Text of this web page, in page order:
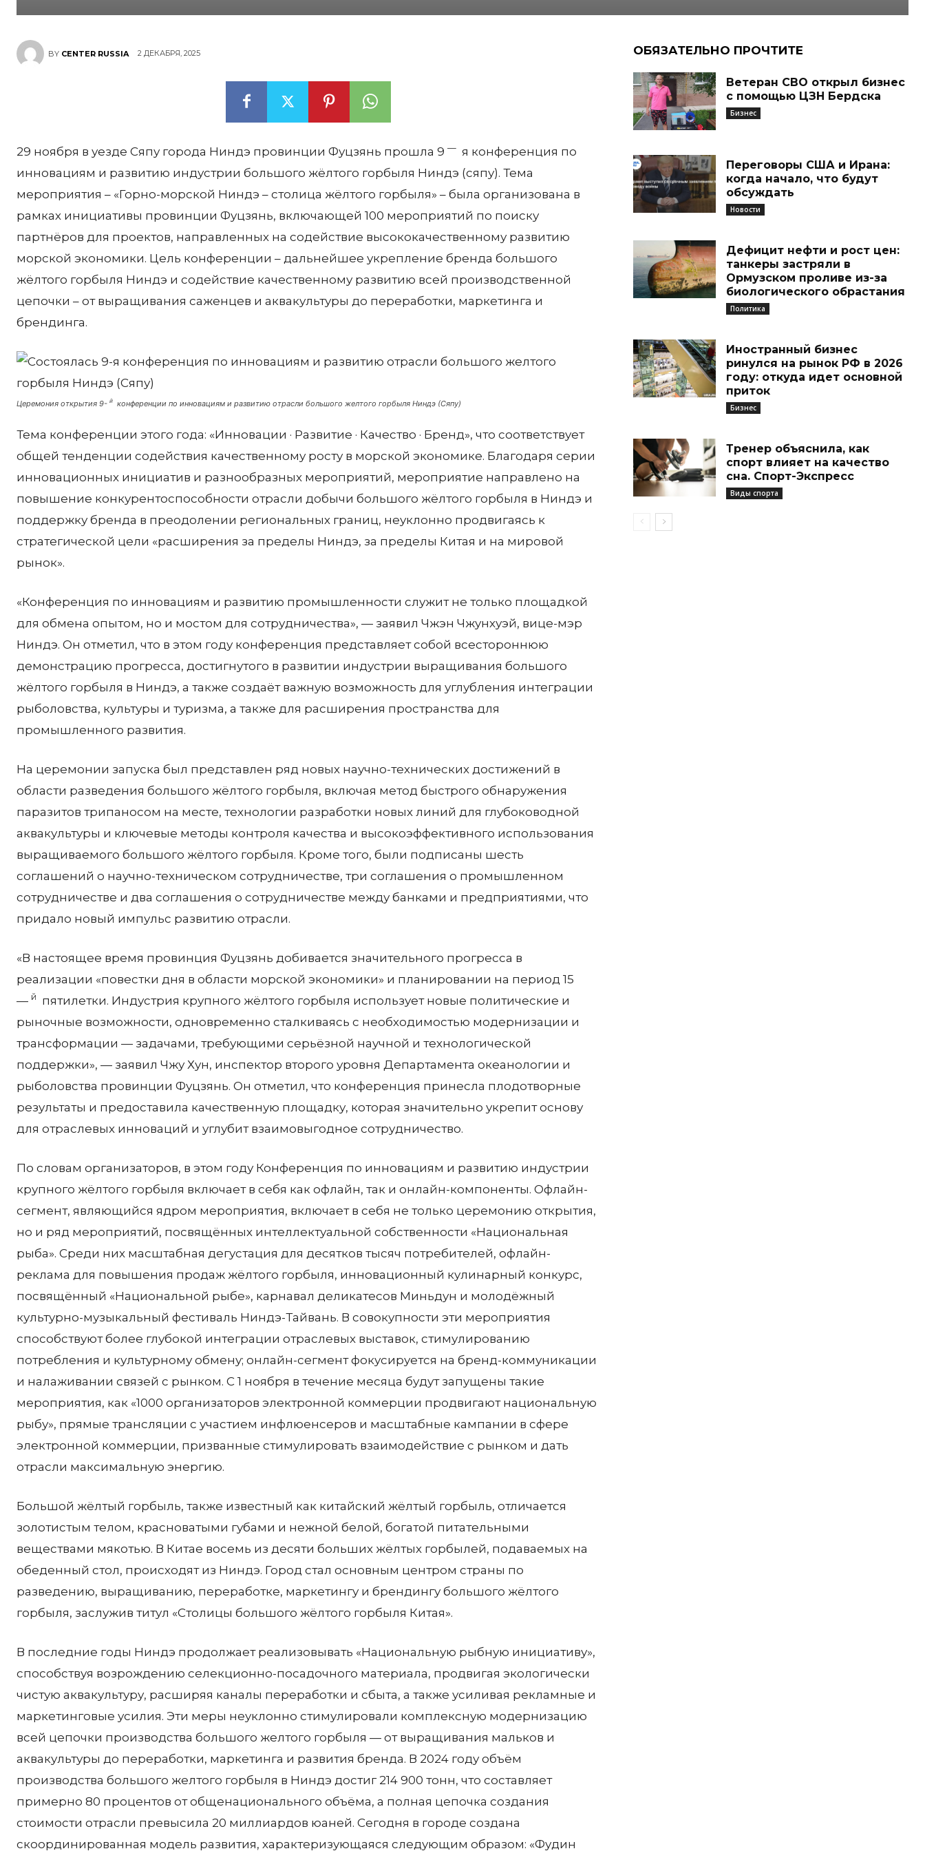
BY CENTER RUSSIA 2 ДЕКАБРЯ, 2025
29 ноября в уезде Сяпу города Ниндэ провинции Фуцзянь прошла 9 — я конференция по
инновациям и развитию индустрии большого жёлтого горбыля Ниндэ (сяпу). Тема
мероприятия – «Горно-морской Ниндэ – столица жёлтого горбыля» – была организована в
рамках инициативы провинции Фуцзянь, включающей 100 мероприятий по поиску
партнёров для проектов, направленных на содействие высококачественному развитию
морской экономики. Цель конференции – дальнейшее укрепление бренда большого
жёлтого горбыля Ниндэ и содействие качественному развитию всей производственной
цепочки – от выращивания саженцев и аквакультуры до переработки, маркетинга и
брендинга.
Церемония открытия 9- й конференции по инновациям и развитию отрасли большого желтого горбыля Ниндэ (Сяпу)
Тема конференции этого года: «Инновации · Развитие · Качество · Бренд», что соответствует
общей тенденции содействия качественному росту в морской экономике. Благодаря серии
инновационных инициатив и разнообразных мероприятий, мероприятие направлено на
повышение конкурентоспособности отрасли добычи большого жёлтого горбыля в Ниндэ и
поддержку бренда в преодолении региональных границ, неуклонно продвигаясь к
стратегической цели «расширения за пределы Ниндэ, за пределы Китая и на мировой
рынок».
«Конференция по инновациям и развитию промышленности служит не только площадкой
для обмена опытом, но и мостом для сотрудничества», — заявил Чжэн Чжунхуэй, вице-мэр
Ниндэ. Он отметил, что в этом году конференция представляет собой всестороннюю
демонстрацию прогресса, достигнутого в развитии индустрии выращивания большого
жёлтого горбыля в Ниндэ, а также создаёт важную возможность для углубления интеграции
рыболовства, культуры и туризма, а также для расширения пространства для
промышленного развития.
На церемонии запуска был представлен ряд новых научно-технических достижений в
области разведения большого жёлтого горбыля, включая метод быстрого обнаружения
паразитов трипаносом на месте, технологии разработки новых линий для глубоководной
аквакультуры и ключевые методы контроля качества и высокоэффективного использования
выращиваемого большого жёлтого горбыля. Кроме того, были подписаны шесть
соглашений о научно-техническом сотрудничестве, три соглашения о промышленном
сотрудничестве и два соглашения о сотрудничестве между банками и предприятиями, что
придало новый импульс развитию отрасли.
«В настоящее время провинция Фуцзянь добивается значительного прогресса в
реализации «повестки дня в области морской экономики» и планировании на период 15
— й
пятилетки. Индустрия крупного жёлтого горбыля использует новые политические и
рыночные возможности, одновременно сталкиваясь с необходимостью модернизации и
трансформации — задачами, требующими серьёзной научной и технологической
поддержки», — заявил Чжу Хун, инспектор второго уровня Департамента океанологии и
рыболовства провинции Фуцзянь. Он отметил, что конференция принесла плодотворные
результаты и предоставила качественную площадку, которая значительно укрепит основу
для отраслевых инноваций и углубит взаимовыгодное сотрудничество.
По словам организаторов, в этом году Конференция по инновациям и развитию индустрии
крупного жёлтого горбыля включает в себя как офлайн, так и онлайн-компоненты. Офлайн-
сегмент, являющийся ядром мероприятия, включает в себя не только церемонию открытия,
но и ряд мероприятий, посвящённых интеллектуальной собственности «Национальная
рыба». Среди них масштабная дегустация для десятков тысяч потребителей, офлайн-
реклама для повышения продаж жёлтого горбыля, инновационный кулинарный конкурс,
посвящённый «Национальной рыбе», карнавал деликатесов Миньдун и молодёжный
культурно-музыкальный фестиваль Ниндэ-Тайвань. В совокупности эти мероприятия
способствуют более глубокой интеграции отраслевых выставок, стимулированию
потребления и культурному обмену; онлайн-сегмент фокусируется на бренд-коммуникации
и налаживании связей с рынком. С 1 ноября в течение месяца будут запущены такие
мероприятия, как «1000 организаторов электронной коммерции продвигают национальную
рыбу», прямые трансляции с участием инфлюенсеров и масштабные кампании в сфере
электронной коммерции, призванные стимулировать взаимодействие с рынком и дать
отрасли максимальную энергию.
Большой жёлтый горбыль, также известный как китайский жёлтый горбыль, отличается
золотистым телом, красноватыми губами и нежной белой, богатой питательными
веществами мякотью. В Китае восемь из десяти больших жёлтых горбылей, подаваемых на
обеденный стол, происходят из Ниндэ. Город стал основным центром страны по
разведению, выращиванию, переработке, маркетингу и брендингу большого жёлтого
горбыля, заслужив титул «Столицы большого жёлтого горбыля Китая».
В последние годы Ниндэ продолжает реализовывать «Национальную рыбную инициативу»,
способствуя возрождению селекционно-посадочного материала, продвигая экологически
чистую аквакультуру, расширяя каналы переработки и сбыта, а также усиливая рекламные и
маркетинговые усилия. Эти меры неуклонно стимулировали комплексную модернизацию
всей цепочки производства большого желтого горбыля — от выращивания мальков и
аквакультуры до переработки, маркетинга и развития бренда. В 2024 году объём
производства большого желтого горбыля в Ниндэ достиг 214 900 тонн, что составляет
примерно 80 процентов от общенационального объёма, а полная цепочка создания
стоимости отрасли превысила 20 миллиардов юаней. Сегодня в городе создана
скоординированная модель развития, характеризующаяся следующим образом: «Фудин
ОБЯЗАТЕЛЬНО ПРОЧТИТЕ
Ветеран СВО открыл бизнес
с помощью ЦЗН Бердска
Бизнес
Переговоры США и Ирана:
когда начало, что будут
обсуждать
Новости
Дефицит нефти и рост цен:
танкеры застряли в
Ормузском проливе из-за
биологического обрастания
Политика
Иностранный бизнес
ринулся на рынок РФ в 2026
году: откуда идет основной
приток
Бизнес
Тренер объяснила, как
спорт влияет на качество
сна. Спорт-Экспресс
Виды спорта